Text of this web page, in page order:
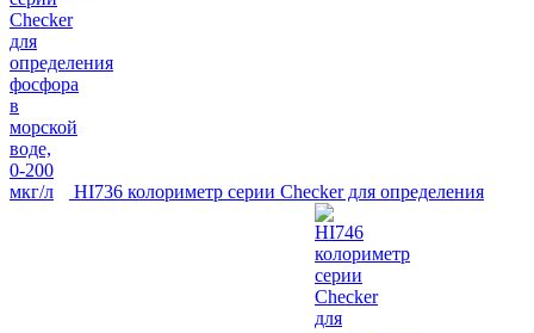
HI736 колориметр серии Checker для определения